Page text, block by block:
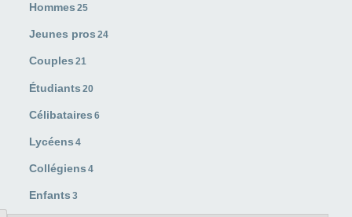
Hommes 25
Jeunes pros 24
Couples 21
Étudiants 20
Célibataires 6
Lycéens 4
Collégiens 4
Enfants 3